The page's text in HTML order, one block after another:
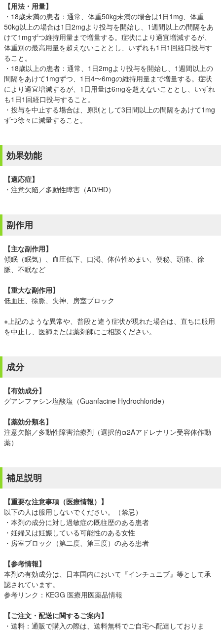
【用法・用量】
・18歳未満の患者：通常、体重50kg未満の場合は1日1mg、体重
50kg以上の場合は1日2mgより投与を開始し、1週間以上の間隔をあ
けて1mgずつ維持用量まで増量する。症状により適宜増減するが、
体重別の最高用量を超えないこととし、いずれも1日1回経口投与す
ること。
・18歳以上の患者：通常、1日2mgより投与を開始し、1週間以上の
間隔をあけて1mgずつ、1日4〜6mgの維持用量まで増量する。症状
により適宜増減するが、1日用量は6mgを超えないこととし、いずれ
も1日1回経口投与すること。
・投与を中止する場合は、原則として3日間以上の間隔をあけて1mg
ずつ徐々に減量すること。
効果効能
【適応症】
・注意欠陥／多動性障害（AD/HD）
副作用
【主な副作用】
傾眠（眠気）、血圧低下、口渇、体位性めまい、便秘、頭痛、徐
脈、不眠など
【重大な副作用】
低血圧、徐脈、失神、房室ブロック
※上記のような異常や、普段と違う症状が現れた場合は、直ちに服用
を中止し、医師または薬剤師にご相談ください。
成分
【有効成分】
グアンファシン塩酸塩（Guanfacine Hydrochloride）
【薬効分類名】
注意欠陥／多動性障害治療剤（選択的α2Aアドレナリン受容体作動
薬）
補足説明
【重要な注意事項（医療情報）】
以下の人は服用しないでください。（禁忌）
・本剤の成分に対し過敏症の既往歴のある患者
・妊婦又は妊娠している可能性のある女性
・房室ブロック（第二度、第三度）のある患者
【参考情報】
本剤の有効成分は、日本国内において『インチュニブ』等として承
認されています。
参考リンク： KEGG 医療用医薬品情報
【ご注文・配送に関するご案内】
・送料：通販で購入の際は、送料無料でご自宅へ配達しておりま